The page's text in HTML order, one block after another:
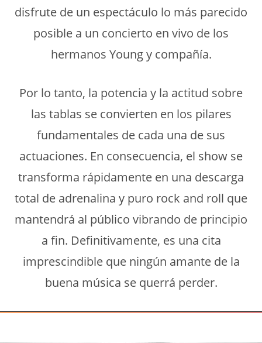
disfrute de un espectáculo lo más parecido
posible a un concierto en vivo de los
hermanos Young y compañía.
Por lo tanto, la potencia y la actitud sobre
las tablas se convierten en los pilares
fundamentales de cada una de sus
actuaciones. En consecuencia, el show se
transforma rápidamente en una descarga
total de adrenalina y puro rock and roll que
mantendrá al público vibrando de principio
a fin. Definitivamente, es una cita
imprescindible que ningún amante de la
buena música se querrá perder.